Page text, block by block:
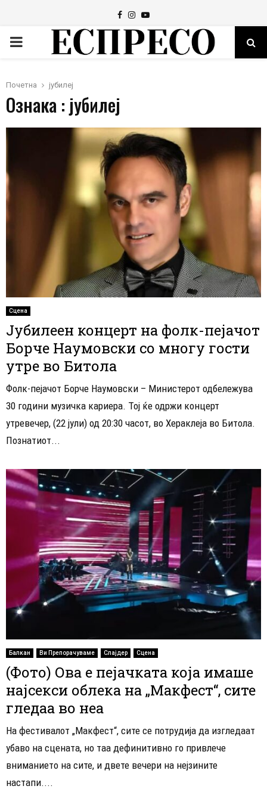
Facebook
Instagram
Youtube
PRIMARY
Почетна јубилеј
Ознака : јубилеј
Сцена
Јубилеен концерт на фолк-пејачот
Борче Наумовски со многу гости
утре во Битола
Фолк-пејачот Борче Наумовски – Министерот одбележува
30 години музичка кариера. Тој ќе одржи концерт
утревечер, (22 јули) од 20:30 часот, во Хераклеја во Битола. ​
Познатиот...
Балкан Ви Препорачуваме Слајдер Сцена
(Фото) Ова е пејачката која имаше
најсекси облека на „Макфест“, сите
гледаа во неа
На фестивалот „Макфест“, сите се потрудија да изгледаат
убаво на сцената, но таа дефинитивно го привлече
вниманието на сите, и двете вечери на нејзините
настапи....